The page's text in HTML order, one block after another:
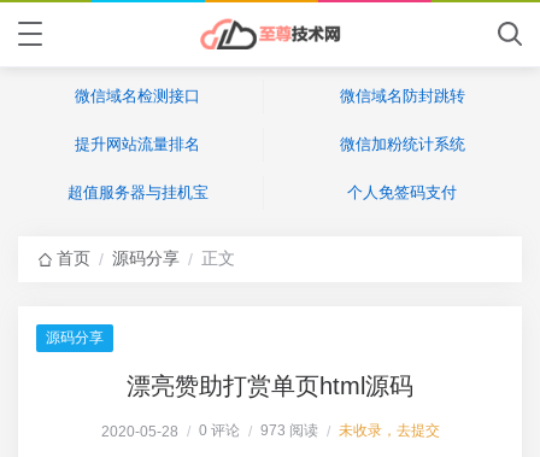
微信域名检测接口 微信域名防封跳转
提升网站流量排名 微信加粉统计系统
超值服务器与挂机宝 个人免签码支付
首页 / 源码分享 / 正文
源码分享
漂亮赞助打赏单页html源码
2020-05-28 / 0 评论 / 973 阅读 / 未收录，去提交